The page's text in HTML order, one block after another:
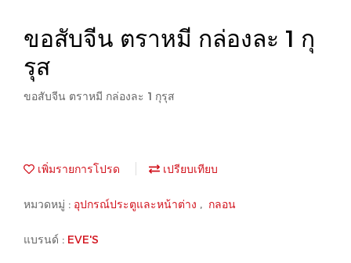
ขอสับจีน ตราหมี กล่องละ 1 กุ
รุส
ขอสับจีน ตราหมี กล่องละ 1 กุรุส
เพิ่มรายการโปรด เปรียบเทียบ
หมวดหมู่ : อุปกรณ์ประตูและหน้าต่าง , กลอน
แบรนด์ : EVE'S